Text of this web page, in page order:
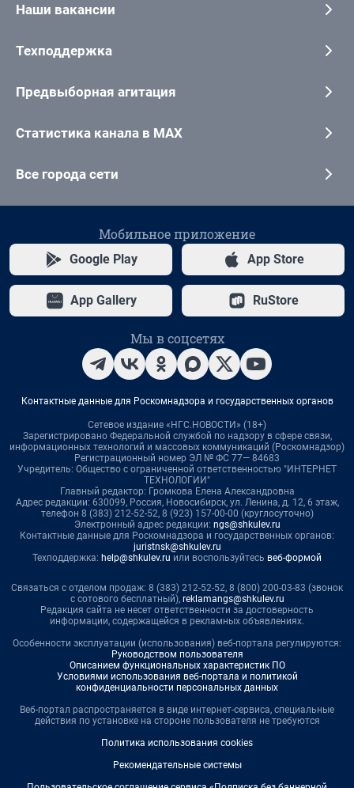
Наши вакансии
Техподдержка
Предвыборная агитация
Статистика канала в MAX
Все города сети
Мобильное приложение
Google Play App Store
App Gallery RuStore
Мы в соцсетях
Контактные данные для Роскомнадзора и государственных органов
Сетевое издание «НГС.НОВОСТИ» (18+)
Зарегистрировано Федеральной службой по надзору в сфере связи,
информационных технологий и массовых коммуникаций (Роскомнадзор)
Регистрационный номер ЭЛ № ФС 77— 84683
Учредитель: Общество с ограниченной ответственностью "ИНТЕРНЕТ
ТЕХНОЛОГИИ"
Главный редактор: Громкова Елена Александровна
Адрес редакции: 630099, Россия, Новосибирск, ул. Ленина, д. 12, 6 этаж,
телефон 8 (383) 212-52-52, 8 (923) 157-00-00 (круглосуточно)
Электронный адрес редакции: ngs@shkulev.ru
Контактные данные для Роскомнадзора и государственных органов:
juristnsk@shkulev.ru
Техподдержка: help@shkulev.ru или воспользуйтесь веб-формой
Связаться с отделом продаж: 8 (383) 212-52-52, 8 (800) 200-03-83 (звонок
с сотового бесплатный), reklamangs@shkulev.ru
Редакция сайта не несет ответственности за достоверность
информации, содержащейся в рекламных объявлениях.
Особенности эксплуатации (использования) веб-портала регулируются:
Руководством пользователя
Описанием функциональных характеристик ПО
Условиями использования веб-портала и политикой
конфиденциальности персональных данных
Веб-портал распространяется в виде интернет-сервиса, специальные
действия по установке на стороне пользователя не требуются
Политика использования cookies
Рекомендательные системы